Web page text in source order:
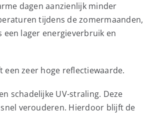
dagen aanzienlijk minder
tijdens de zomermaanden,
lager energieverbruik en
een zeer hoge reflectiewaarde.
schadelijke UV-straling. Deze
verouderen. Hierdoor blijft de